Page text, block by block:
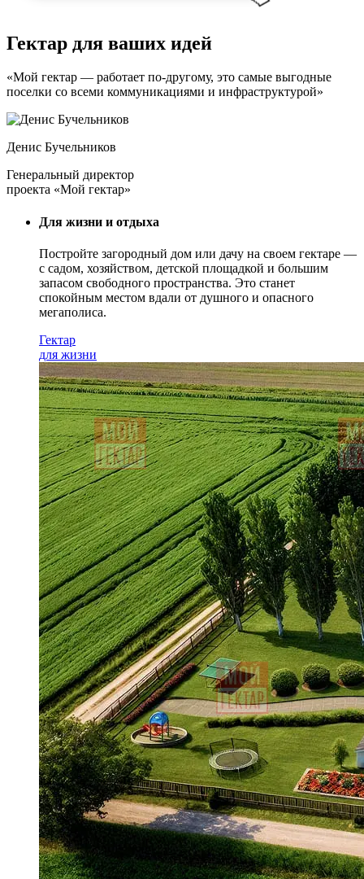
Гектар для ваших идей
«Мой гектар — работает по-другому, это самые выгодные
поселки со всеми коммуникациями и инфраструктурой»
Денис Бучельников
Генеральный директор
проекта «Мой гектар»
Для жизни и отдыха
Постройте загородный дом или дачу на своем гектаре —
с садом, хозяйством, детской площадкой и большим
запасом свободного пространства. Это станет
спокойным местом вдали от душного и опасного
мегаполиса.
Гектар
для жизни